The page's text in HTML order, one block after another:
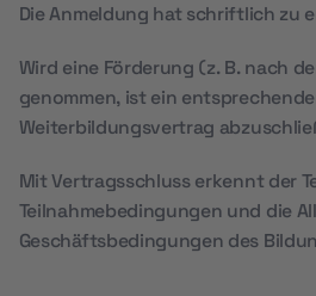
Die Anmeldung hat schriftlich zu
Wird eine Förderung (z. B. nach
genommen, ist ein
Weiterbildungsvertrag
Mit Vertragsschluss erkennt der
Teilnahmebedingungen und die
Geschäftsbedingungen des